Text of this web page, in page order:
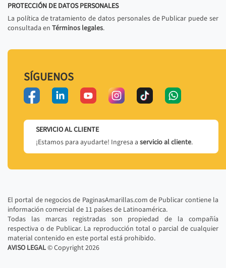
PROTECCIÓN DE DATOS PERSONALES
La política de tratamiento de datos personales de Publicar puede ser
consultada en Términos legales.
SÍGUENOS
SERVICIO AL CLIENTE
¡Estamos para ayudarte! Ingresa a servicio al cliente.
El portal de negocios de PaginasAmarillas.com de Publicar contiene la
información comercial de 11 países de Latinoamérica.
Todas las marcas registradas son propiedad de la compañía
respectiva o de Publicar. La reproducción total o parcial de cualquier
material contenido en este portal está prohibido.
AVISO LEGAL© Copyright2026